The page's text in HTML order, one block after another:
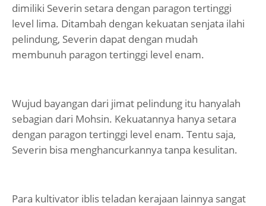
dimiliki Severin setara dengan paragon tertinggi
level lima. Ditambah dengan kekuatan senjata ilahi
pelindung, Severin dapat dengan mudah
membunuh paragon tertinggi level enam.
Wujud bayangan dari jimat pelindung itu hanyalah
sebagian dari Mohsin. Kekuatannya hanya setara
dengan paragon tertinggi level enam. Tentu saja,
Severin bisa menghancurkannya tanpa kesulitan.
Para kultivator iblis teladan kerajaan lainnya sangat